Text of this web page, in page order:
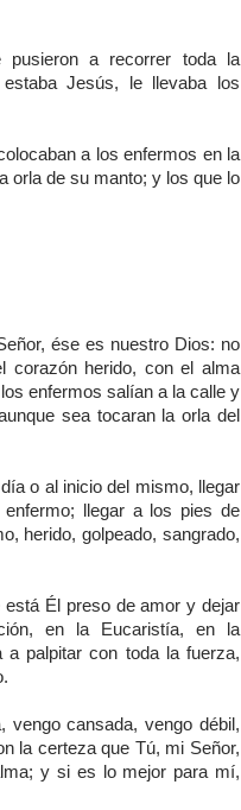
pusieron a recorrer toda la
Jesús, le llevaba los
a los enfermos en la
orla de su manto; y los que lo
ése es nuestro Dios: no
corazón herido, con el alma
enfermos salían a la calle y
sea tocaran la orla del
o al inicio del mismo, llegar
llegar a los pies de
herido, golpeado, sangrado,
Él preso de amor y dejar
en la Eucaristía, en la
a palpitar con toda la fuerza,
cansada, vengo débil,
la certeza que Tú, mi Señor,
y si es lo mejor para mí,